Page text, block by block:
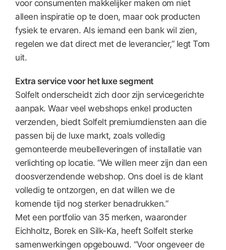
voor consumenten makkelijker maken om niet
alleen inspiratie op te doen, maar ook producten
fysiek te ervaren. Als iemand een bank wil zien,
regelen we dat direct met de leverancier,” legt Tom
uit.
Extra service voor het luxe segment
Solfelt onderscheidt zich door zijn servicegerichte
aanpak. Waar veel webshops enkel producten
verzenden, biedt Solfelt premiumdiensten aan die
passen bij de luxe markt, zoals volledig
gemonteerde meubelleveringen of installatie van
verlichting op locatie. “We willen meer zijn dan een
doosverzendende webshop. Ons doel is de klant
volledig te ontzorgen, en dat willen we de
komende tijd nog sterker benadrukken.”
Met een portfolio van 35 merken, waaronder
Eichholtz, Borek en Silk-Ka, heeft Solfelt sterke
samenwerkingen opgebouwd. “Voor ongeveer de